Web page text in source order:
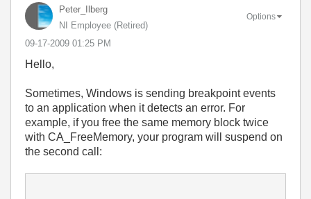
Peter_Ilberg
NI Employee (retired)
‎09-17-2009 01:25 PM
Options
Hello,
Sometimes, Windows is sending breakpoint events
to an application when it detects an error. For
example, if you free the same memory block twice
with CA_FreeMemory, your program will suspend on
the second call: